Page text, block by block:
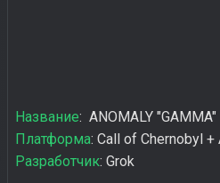
Название: ANOMALY "GAMMA"
Платформа: Call of Chernobyl +
Разработчик: Grok